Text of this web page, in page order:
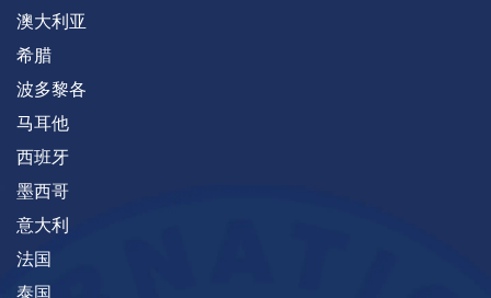
澳大利亚
希腊
波多黎各
马耳他
西班牙
墨西哥
意大利
法国
泰国